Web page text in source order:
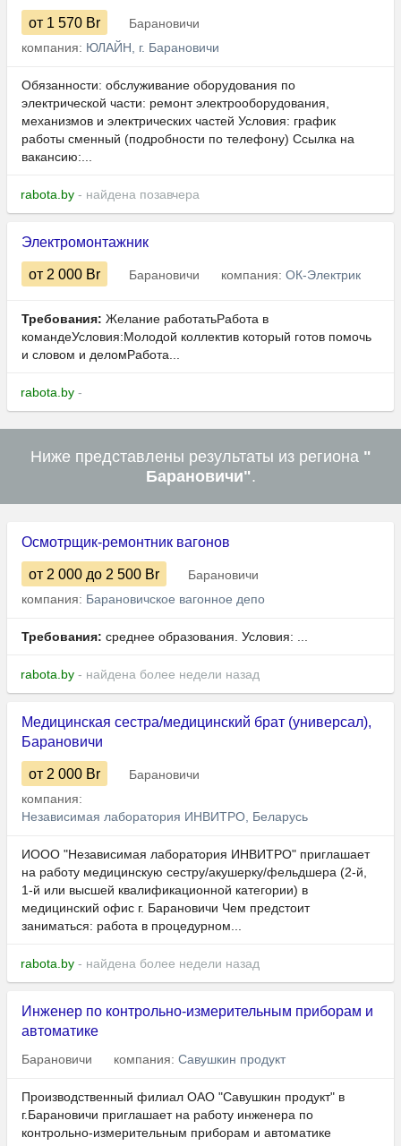
от 1 570 Br
Барановичи
компания: ЮЛАЙН, г. Барановичи
Обязанности: обслуживание оборудования по
электрической части: ремонт электрооборудования,
механизмов и электрических частей Условия: график
работы сменный (подробности по телефону) Ссылка на
вакансию:...
rabota.by - найдена позавчера
Электромонтажник
от 2 000 Br Барановичи компания: ОК-Электрик
Требования: Желание работатьРабота в
командеУсловия:Молодой коллектив который готов помочь
и словом и деломРабота...
rabota.by -
Ниже представлены результаты из региона "
Барановичи".
Осмотрщик-ремонтник вагонов
от 2 000 до 2 500 Br
Барановичи
компания: Барановичское вагонное депо
Требования: среднее образования. Условия: ...
rabota.by - найдена более недели назад
Медицинская сестра/медицинский брат (универсал),
Барановичи
от 2 000 Br
Барановичи
компания:
Независимая лаборатория ИНВИТРО, Беларусь
ИООО "Независимая лаборатория ИНВИТРО" приглашает
на работу медицинскую сестру/акушерку/фельдшера (2-й,
1-й или высшей квалификационной категории) в
медицинский офис г. Барановичи Чем предстоит
заниматься: работа в процедурном...
rabota.by - найдена более недели назад
Инженер по контрольно-измерительным приборам и
автоматике
Барановичи компания: Савушкин продукт
Производственный филиал ОАО "Савушкин продукт" в
г.Барановичи приглашает на работу инженера по
контрольно-измерительным приборам и автоматике